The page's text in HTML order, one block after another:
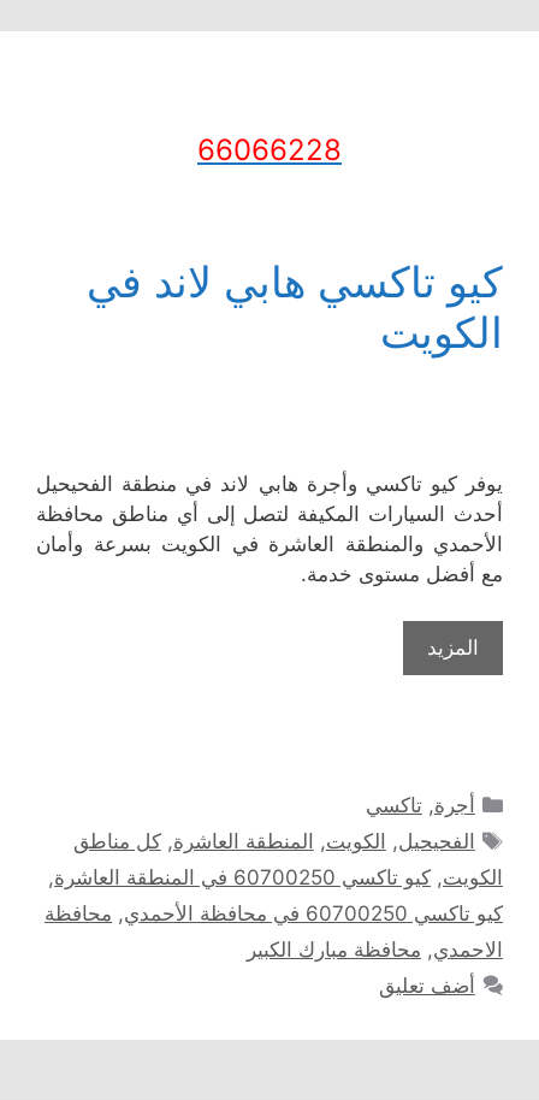
66066228
كيو تاكسي هابي لاند في
الكويت
يوفر كيو تاكسي وأجرة هابي لاند في منطقة الفحيحيل
أحدث السيارات المكيفة لتصل إلى أي مناطق محافظة
الأحمدي والمنطقة العاشرة في الكويت بسرعة وأمان
مع أفضل مستوى خدمة.
المزيد
التصنيفات
أجرة,تاكسي
الوسوم
الفحيحيل, الكويت, المنطقة العاشرة,كل مناطق
الكويت, كيو تاكسي 60700250 في المنطقة العاشرة
,
كيو تاكسي 60700250 في محافظة الأحمدي
, محافظة
الاحمدي, محافظة مبارك الكبير
أضف تعليق